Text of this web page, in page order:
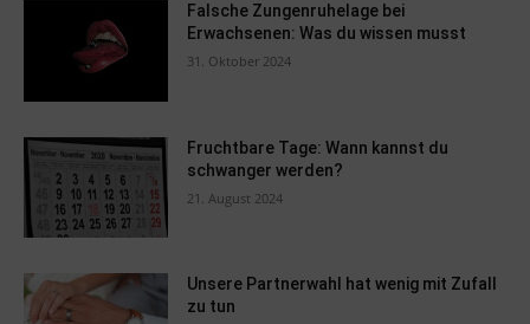
Falsche Zungenruhelage bei
Erwachsenen: Was du wissen musst
31. Oktober 2024
Fruchtbare Tage: Wann kannst du
schwanger werden?
21. August 2024
Unsere Partnerwahl hat wenig mit Zufall
zu tun